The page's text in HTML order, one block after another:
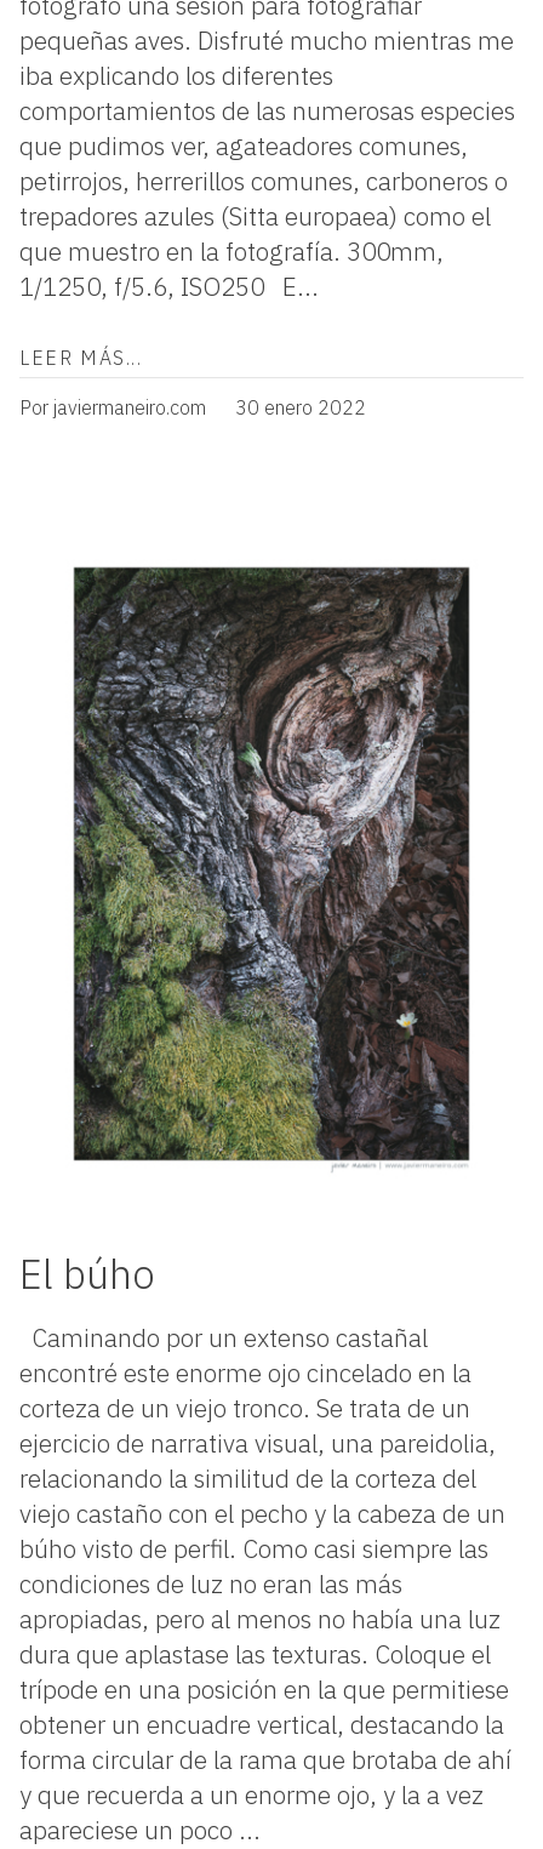
pequeñas aves. Disfruté mucho mientras me
iba explicando los diferentes
comportamientos de las numerosas especies
que pudimos ver, agateadores comunes,
petirrojos, herrerillos comunes, carboneros o
trepadores azules (Sitta europaea) como el
que muestro en la fotografía. 300mm,
1/1250, f/5.6, ISO250 E...
LEER MÁS...
Por javiermaneiro.com 30 enero 2022
El búho
Caminando por un extenso castañal
encontré este enorme ojo cincelado en la
corteza de un viejo tronco. Se trata de un
ejercicio de narrativa visual, una pareidolia,
relacionando la similitud de la corteza del
viejo castaño con el pecho y la cabeza de un
búho visto de perfil. Como casi siempre las
condiciones de luz no eran las más
apropiadas, pero al menos no había una luz
dura que aplastase las texturas. Coloque el
trípode en una posición en la que permitiese
obtener un encuadre vertical, destacando la
forma circular de la rama que brotaba de ahí
y que recuerda a un enorme ojo, y la a vez
apareciese un poco ...